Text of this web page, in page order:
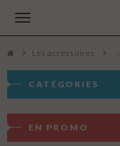
Navigation
Les accessoires >
CATÉGORIES
EN PROMO